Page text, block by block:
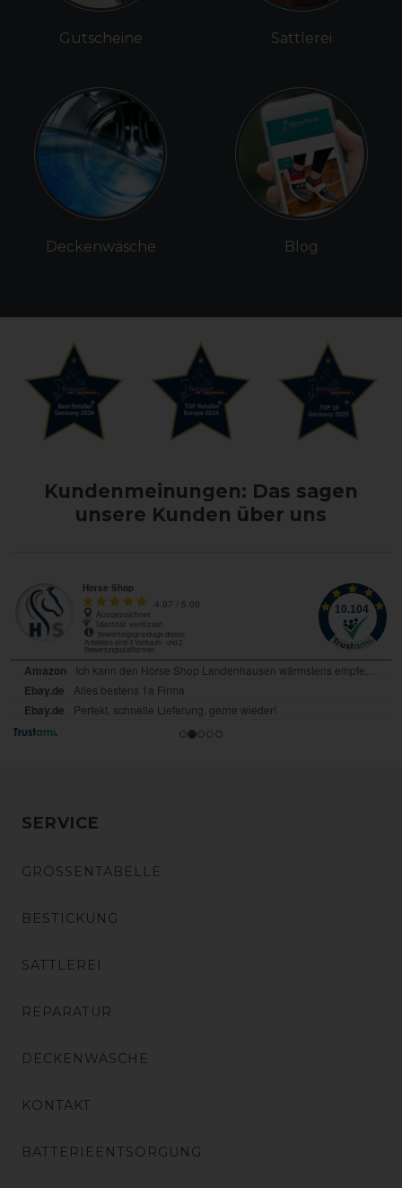
Gutscheine
Deckenwäsche
Sattlerei
Blog
Kundenmeinungen: Das sagen
unsere Kunden über uns
SERVICE
GRÖSSENTABELLE
BESTICKUNG
SATTLEREI
REPARATUR
DECKENWÄSCHE
KONTAKT
BATTERIEENTSORGUNG